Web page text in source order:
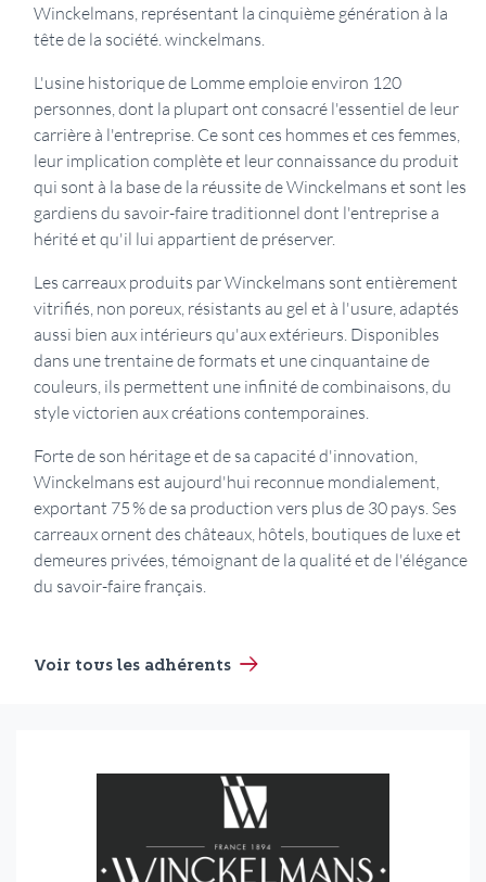
Winckelmans, représentant la cinquième génération à la
tête de la société. winckelmans.
L'usine historique de Lomme emploie environ 120
personnes, dont la plupart ont consacré l'essentiel de leur
carrière à l'entreprise. Ce sont ces hommes et ces femmes,
leur implication complète et leur connaissance du produit
qui sont à la base de la réussite de Winckelmans et sont les
gardiens du savoir-faire traditionnel dont l'entreprise a
hérité et qu'il lui appartient de préserver.
Les carreaux produits par Winckelmans sont entièrement
vitrifiés, non poreux, résistants au gel et à l'usure, adaptés
aussi bien aux intérieurs qu'aux extérieurs. Disponibles
dans une trentaine de formats et une cinquantaine de
couleurs, ils permettent une infinité de combinaisons, du
style victorien aux créations contemporaines.
Forte de son héritage et de sa capacité d'innovation,
Winckelmans est aujourd'hui reconnue mondialement,
exportant 75 % de sa production vers plus de 30 pays. Ses
carreaux ornent des châteaux, hôtels, boutiques de luxe et
demeures privées, témoignant de la qualité et de l'élégance
du savoir-faire français.
Voir tous les adhérents
Logo